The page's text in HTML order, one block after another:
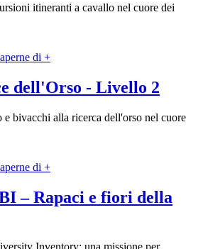
itineranti a cavallo nel cuore dei
di +
dell'Orso - Livello 2
bivacchi alla ricerca dell'orso nel cuore
di +
– Rapaci e fiori della
Inventory: una missione per